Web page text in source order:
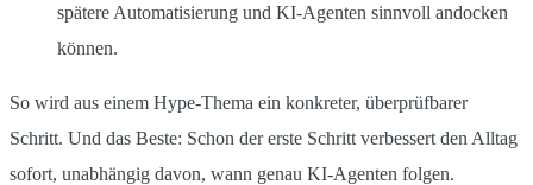
spätere Automatisierung und KI-Agenten sinnvoll andocken
können.
So wird aus einem Hype-Thema ein konkreter, überprüfbarer
Schritt. Und das Beste: Schon der erste Schritt verbessert den Alltag
sofort, unabhängig davon, wann genau KI-Agenten folgen.